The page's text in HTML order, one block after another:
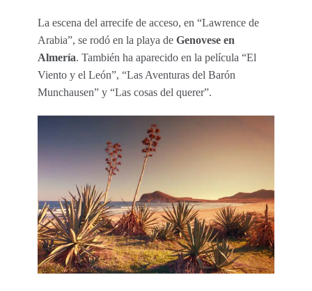
La escena del arrecife de acceso, en “Lawrence de
Arabia”, se rodó en la playa de Genovese en
Almería. También ha aparecido en la película “El
Viento y el León”, “Las Aventuras del Barón
Munchausen” y “Las cosas del querer”.